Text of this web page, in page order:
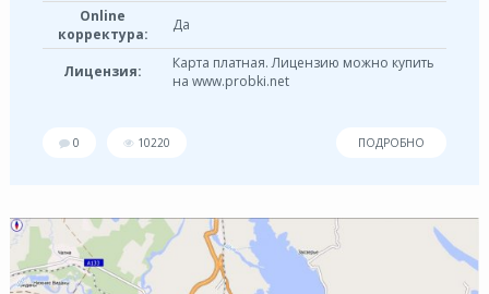
Online
корректура:
Да
Лицензия:
Карта платная. Лицензию можно купить
на www.probki.net
0 10220 ПОДРОБНО